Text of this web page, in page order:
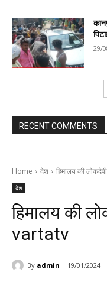
29/
RECENT COMMENTS